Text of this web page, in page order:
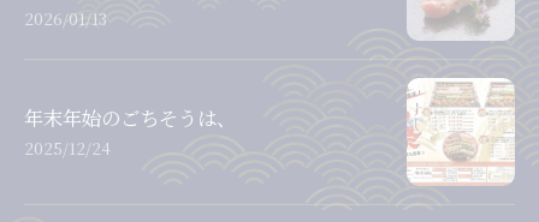
2026/01/13
年末年始のごちそうは、
2025/12/24